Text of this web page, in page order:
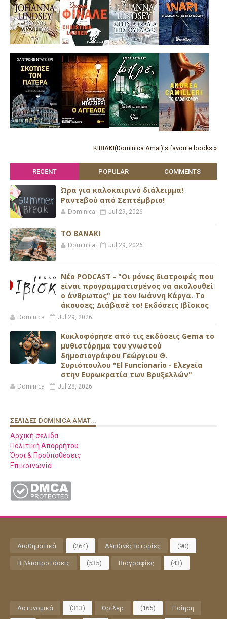
KIRIAKI(Dominica Amat)'s favorite books »
RECENT POPULAR COMMENTS
Ώρα για καλοκαιρινό διάλειμμα!
Ραντεβού από Σεπτέμβριο!
Dominica Jul 29, 2026
ΤΟ ΒΑΝΑΚΙ
Dominica Jul 29, 2026
Νέο PODCAST - "Οι μόνες διατροφές που
είναι προγραμματισμένος να ακολουθεί
ο άνθρωπος" με τον Ιωάννη Κάργα. Το
άκουσες; Διάβασέ το! Εκδόσεις Ιβίσκος
Dominica Jul 29, 2026
Κυκλοφόρησε από τις εκδόσεις Gema το
μυθιστόρημα του γνωστού
δημοσιογράφου Γεώργιου Θ.
Συριόπουλου "El Funcionario - Ελεγεία
στην Ευρωκρατία των Βρυξελλών"
Dominica Jul 28, 2026
ΣΕΛΊΔΕΣ DOMINICA AMAT...
Αρχική σελίδα
Πολιτική Απορρήτου
Όροι & Προϋποθέσεις
Επικοινωνία
Αισθηματικά (264) Αληθινές Ιστορίες (90)
Βιβλιοπροτάσεις (535) Βιογραφίες (43)
Αστυνομικά (313) Θρίλερ (165) Ποίηση